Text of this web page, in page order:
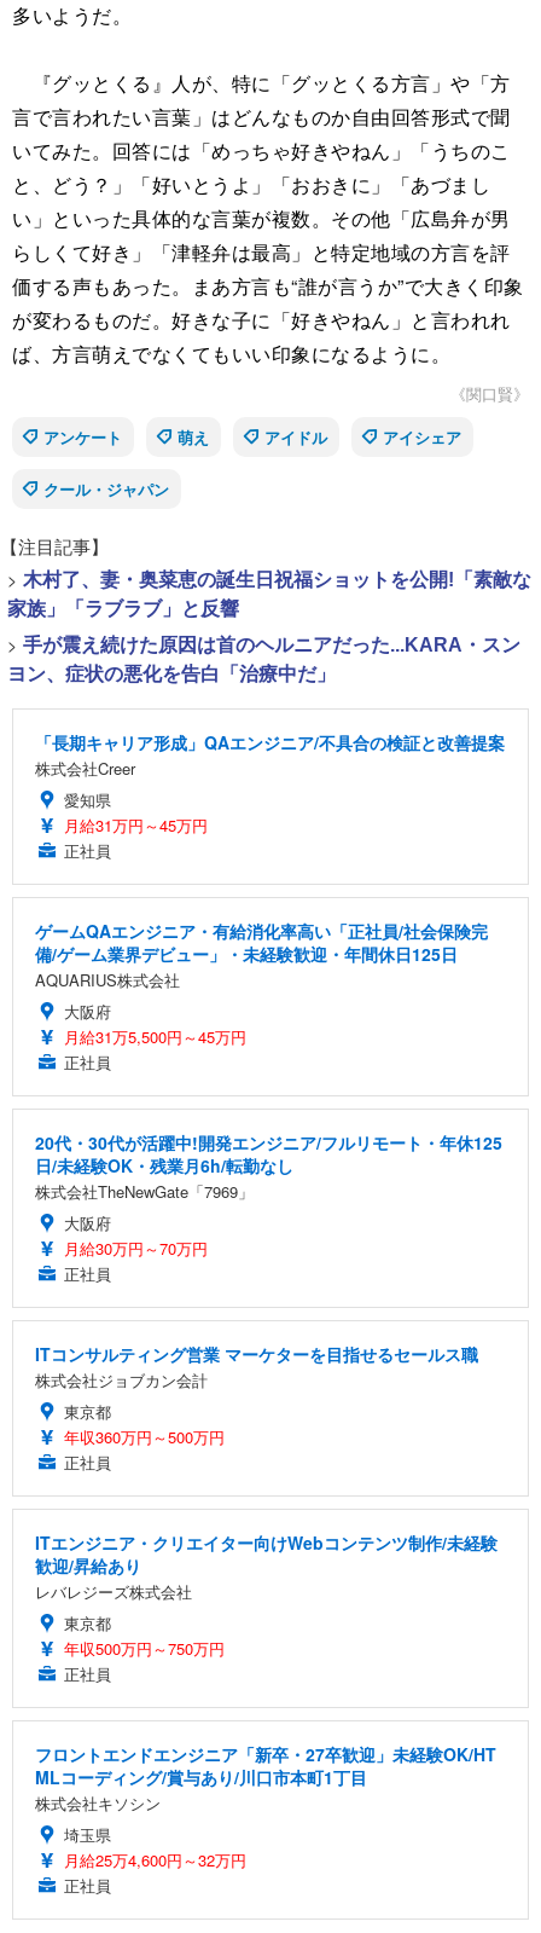
多いようだ。
『グッとくる』人が、特に「グッとくる方言」や「方
言で言われたい言葉」はどんなものか自由回答形式で聞
いてみた。回答には「めっちゃ好きやねん」「うちのこ
と、どう？」「好いとうよ」「おおきに」「あづまし
い」といった具体的な言葉が複数。その他「広島弁が男
らしくて好き」「津軽弁は最高」と特定地域の方言を評
価する声もあった。まあ方言も“誰が言うか”で大きく印象
が変わるものだ。好きな子に「好きやねん」と言われれ
ば、方言萌えでなくてもいい印象になるように。
《関口賢》
アンケート
萌え アイドル アイシェア
クール・ジャパン
【注目記事】
> 木村了、妻・奥菜恵の誕生日祝福ショットを公開!「素敵な
家族」「ラブラブ」と反響
> 手が震え続けた原因は首のヘルニアだった...KARA・スン
ヨン、症状の悪化を告白「治療中だ」
「長期キャリア形成」QAエンジニア/不具合の検証と改善提案
株式会社Creer
愛知県
月給31万円～45万円
正社員
ゲームQAエンジニア・有給消化率高い「正社員/社会保険完
備/ゲーム業界デビュー」・未経験歓迎・年間休日125日
AQUARIUS株式会社
大阪府
月給31万5,500円～45万円
正社員
20代・30代が活躍中!開発エンジニア/フルリモート・年休125
日/未経験OK・残業月6h/転勤なし
株式会社TheNewGate「7969」
大阪府
月給30万円～70万円
正社員
ITコンサルティング営業 マーケターを目指せるセールス職
株式会社ジョブカン会計
東京都
年収360万円～500万円
正社員
ITエンジニア・クリエイター向けWebコンテンツ制作/未経験
歓迎/昇給あり
レバレジーズ株式会社
東京都
年収500万円～750万円
正社員
フロントエンドエンジニア「新卒・27卒歓迎」未経験OK/HT
MLコーディング/賞与あり/川口市本町1丁目
株式会社キソシン
埼玉県
月給25万4,600円～32万円
正社員